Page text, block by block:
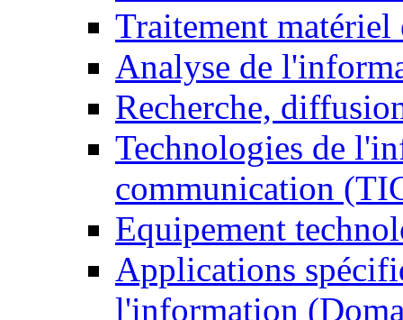
Traitement matériel
Analyse de
Recherche,
Technologies de
communication
Equipement
Applications
l'information